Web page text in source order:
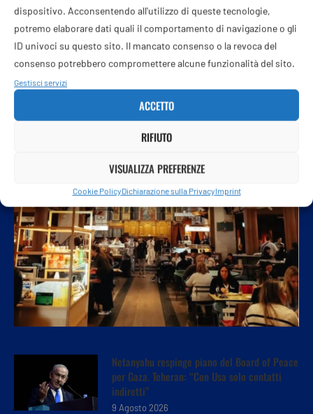
dispositivo. Acconsentendo all'utilizzo di queste tecnologie,
potremo elaborare dati quali il comportamento di navigazione o gli
ID univoci su questo sito. Il mancato consenso o la revoca del
consenso potrebbero compromettere alcune funzionalità del sito.
Gestisci servizi
ACCETTO
RIFIUTO
VISUALIZZA PREFERENZE
Cookie PolicyDichiarazione sulla PrivacyImprint
Netanyahu respinge piano del Board of Peace
per Gaza. Teheran: “Con Usa solo contatti
indiretti”
9 Agosto 2026